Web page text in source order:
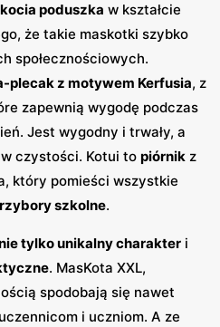
kocia poduszka w kształcie
że takie maskotki szybko
społecznościowych.
plecak z motywem Kerfusia, z
zapewnią wygodę podczas
Jest wygodny i trwały, a
czystości. Kotui to piórnik z
który pomieści wszystkie
szkolne.
tylko unikalny charakter i
. MasKota XXL,
spodobają się nawet
i uczniom. A ze